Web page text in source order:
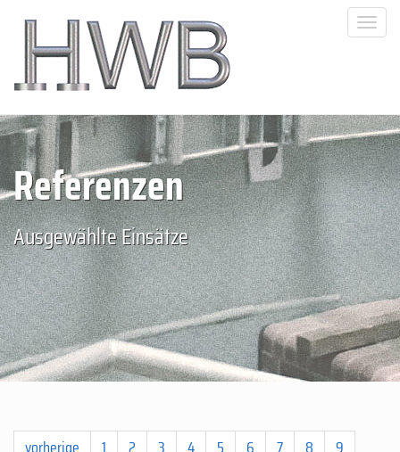
Referenzen
Ausgewählte Einsätze